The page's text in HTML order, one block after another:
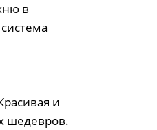
в
и
шедевров.